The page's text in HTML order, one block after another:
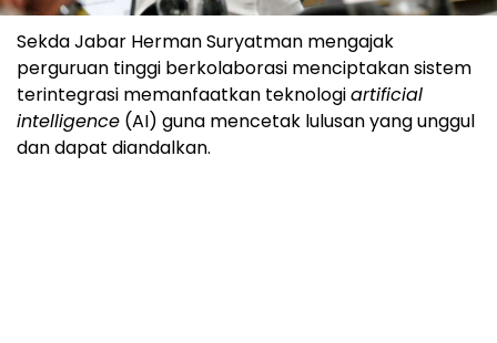
Sekda Jabar Herman Suryatman mengajak
perguruan tinggi berkolaborasi menciptakan sistem
terintegrasi memanfaatkan teknologiartificial
intelligence (AI) guna mencetak lulusan yang unggul
dan dapat diandalkan.